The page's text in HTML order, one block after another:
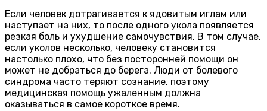
Если человек дотрагивается к ядовитым иглам или
наступает на них, то после одного укола появляется
резкая боль и ухудшение самочувствия. В том случае,
если уколов несколько, человеку становится
настолько плохо, что без посторонней помощи он
может не добраться до берега. Люди от болевого
синдрома часто теряют сознание, поэтому
медицинская помощь ужаленным должна
оказываться в самое короткое время.